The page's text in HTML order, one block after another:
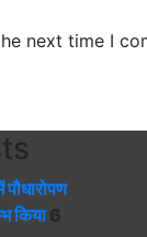
next time I
पौधारोपण
किया6